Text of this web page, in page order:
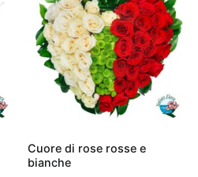
Cuore di rose rosse e
bianche
Tra
più
efficaci
troviamo
Benjamina,
perfetto